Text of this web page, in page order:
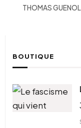
THOMAS
BOUTIQUE